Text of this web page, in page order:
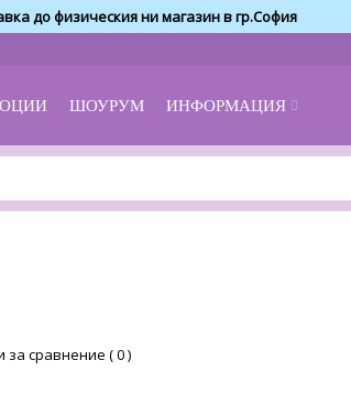
до физическия ни магазин в гр.София
ШОУРУМ ИНФОРМАЦИЯ
за сравнение ( 0 )